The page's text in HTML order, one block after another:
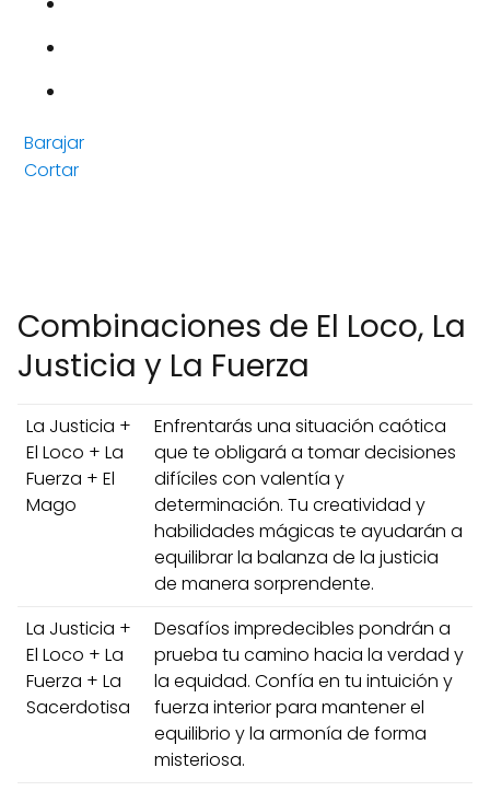
Barajar
Cortar
Combinaciones de El Loco, La
Justicia y La Fuerza
La Justicia +
El Loco + La
Fuerza + El
Mago
Enfrentarás una situación caótica
que te obligará a tomar decisiones
difíciles con valentía y
determinación. Tu creatividad y
habilidades mágicas te ayudarán a
equilibrar la balanza de la justicia
de manera sorprendente.
La Justicia +
El Loco + La
Fuerza + La
Sacerdotisa
Desafíos impredecibles pondrán a
prueba tu camino hacia la verdad y
la equidad. Confía en tu intuición y
fuerza interior para mantener el
equilibrio y la armonía de forma
misteriosa.